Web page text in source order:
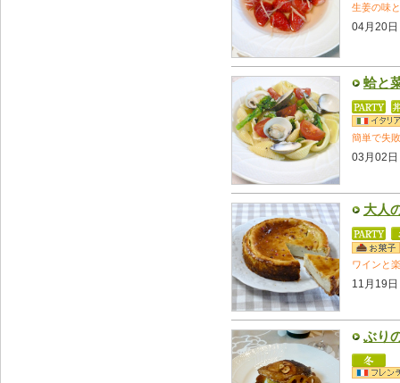
生姜の味
04月20日
蛤と
簡単で失
03月02日
大人
ワインと
11月19
ぶり